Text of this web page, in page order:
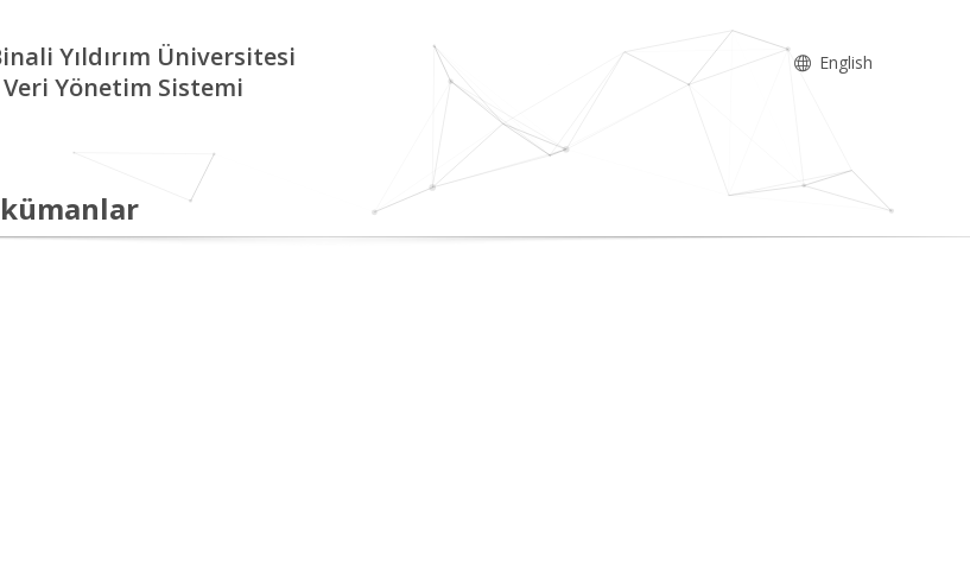
Yıldırım Üniversitesi
Yönetim Sistemi
English